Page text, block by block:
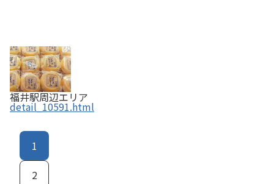
福井駅周辺エリア
detail_10591.html
1
2